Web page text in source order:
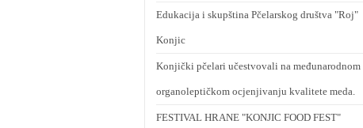
Edukacija i skupština Pčelarskog društva "Roj"
Konjic
Konjički pčelari učestvovali na međunarodnom
organoleptičkom ocjenjivanju kvalitete meda.
FESTIVAL HRANE "KONJIC FOOD FEST"